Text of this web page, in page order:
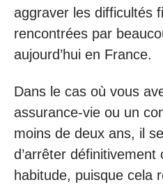
aggraver les difficultés
rencontrées par
aujourd’hui en France.
Dans le cas où vous
assurance-vie ou un
moins de deux ans, il
d’arrêter définitivement
habitude, puisque cela